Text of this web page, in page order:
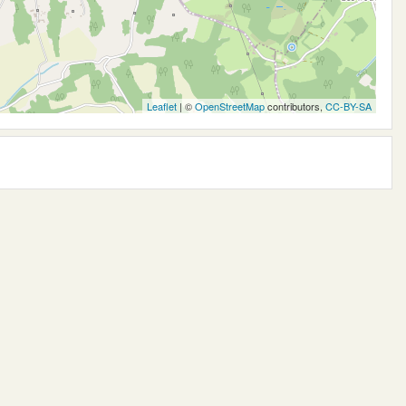
Leaflet| ©OpenStreetMapcontributors, CC-BY-SA